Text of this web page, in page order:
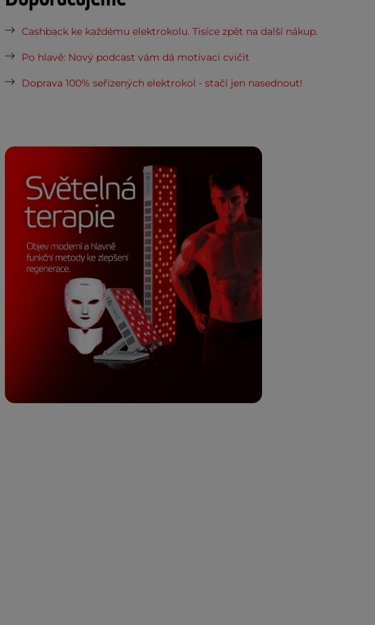
Cashback ke každému elektrokolu. Tisíce zpět na další nákup.
Po hlavě: Nový podcast vám dá motivaci cvičit
Doprava 100% seřízených elektrokol - stačí jen nasednout!